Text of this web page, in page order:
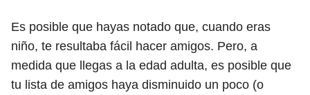
Es posible que hayas notado que, cuando eras
niño, te resultaba fácil hacer amigos. Pero, a
medida que llegas a la edad adulta, es posible que
tu lista de amigos haya disminuido un poco (o